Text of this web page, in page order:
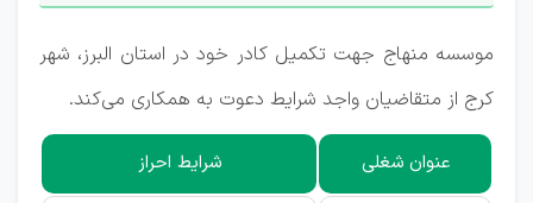
موسسه منهاج جهت تکمیل کادر خود در استان البرز، شهر
کرج از متقاضیان واجد شرایط دعوت به همکاری می‌کند.
عنوان شغلی شرایط احراز